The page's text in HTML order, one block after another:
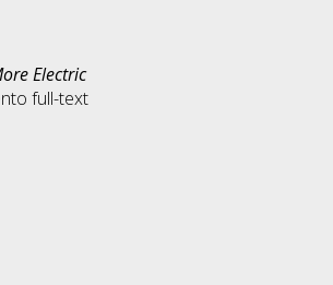
Electric
full-text